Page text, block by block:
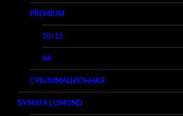
PREMIUM
10×15
A4
СУБЛИМАЦИОННАЯ
БУМАГА LOMOND